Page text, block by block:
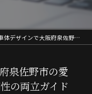
インで大阪府泉佐野市の愛車を美しく守る保護と個性の両立ガイド
泉佐野市の愛
の両立ガイド